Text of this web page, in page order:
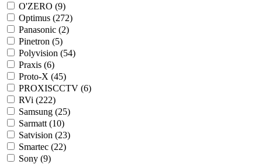
O'ZERO (9)
Optimus (272)
Panasonic (2)
Pinetron (5)
Polyvision (54)
Praxis (6)
Proto-X (45)
PROXISCCTV (6)
RVi (222)
Samsung (25)
Sarmatt (10)
Satvision (23)
Smartec (22)
Sony (9)